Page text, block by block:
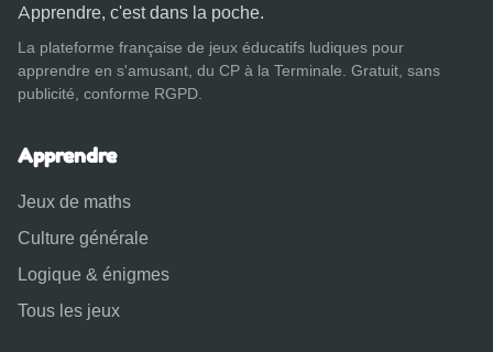
Apprendre, c'est dans la poche.
La plateforme française de jeux éducatifs ludiques pour
apprendre en s'amusant, du CP à la Terminale. Gratuit, sans
publicité, conforme RGPD.
Apprendre
Jeux de maths
Culture générale
Logique & énigmes
Tous les jeux